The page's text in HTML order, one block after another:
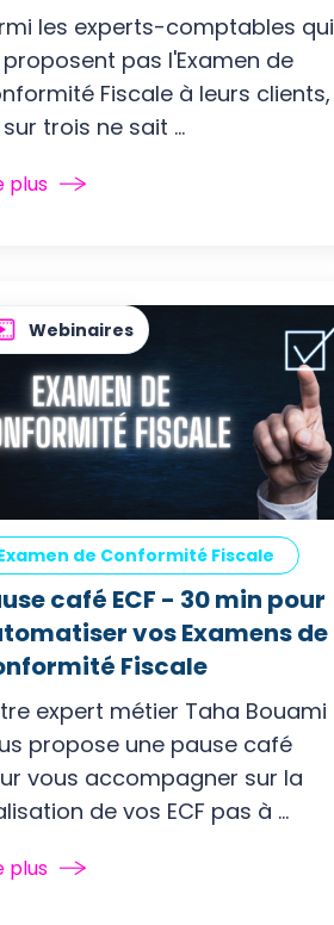
les experts-comptables qui
proposent pas l'Examen de
Fiscale à leurs clients,
trois ne sait ...
plus
Webinaires
de Conformité Fiscale
café ECF - 30 min pour
vos Examens de
Fiscale
expert métier Taha Bouami
propose une pause café
vous accompagner sur la
de vos ECF pas à ...
plus